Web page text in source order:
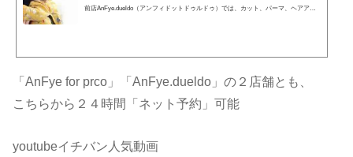
前店AnFye.dueldo（アンフィドットドゥルドゥ）では、カット、パーマ、ヘアアレ
「AnFye for prco」「AnFye.dueldo」の２店舗とも、
こちらから２４時間「ネット予約」可能
youtubeイチバン人気動画